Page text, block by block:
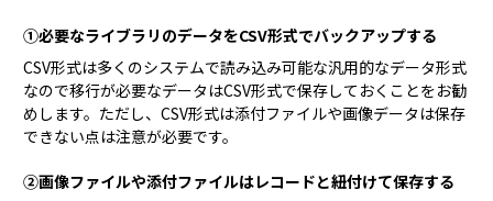
①必要なライブラリのデータをCSV形式でバックアップする
CSV形式は多くのシステムで読み込み可能な汎用的なデータ形式
なので移行が必要なデータはCSV形式で保存しておくことをお勧
めします。ただし、CSV形式は添付ファイルや画像データは保存
できない点は注意が必要です。
②画像ファイルや添付ファイルはレコードと紐付けて保存する